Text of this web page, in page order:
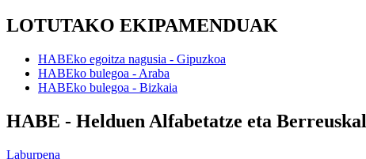
LOTUTAKO EKIPAMENDUAK
HABEko egoitza nagusia - Gipuzkoa
HABEko bulegoa - Araba
HABEko bulegoa - Bizkaia
HABE - Helduen Alfabetatze eta
Laburpena